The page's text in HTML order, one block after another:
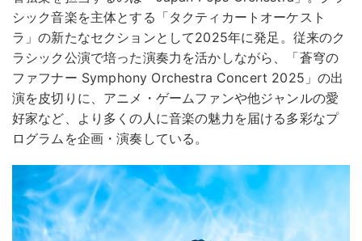
シック音楽を主体とする「タクティカートオーケスト
ラ」の新たなセクションとして2025年に発足。従来のク
ラシック公演で培った演奏力を活かしながら、「蒼穹の
ファフナー Symphony Orchestra Concert 2025」の出
演を皮切りに、アニメ・ゲームファンや他ジャンルの愛
好家など、より多くの人に音楽の魅力を届ける多彩なプ
ログラムを企画・演奏している。